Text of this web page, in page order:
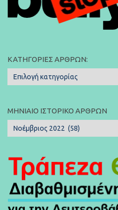
ΚΑΤΗΓΟΡΊΕΣ ΆΡΘΡΩΝ:
Κατηγορίες
Άρθρων:
ΜΗΝΙΑΊΟ ΙΣΤΟΡΙΚΌ ΆΡΘΡΩΝ
Μηνιαίο
Ιστορικό